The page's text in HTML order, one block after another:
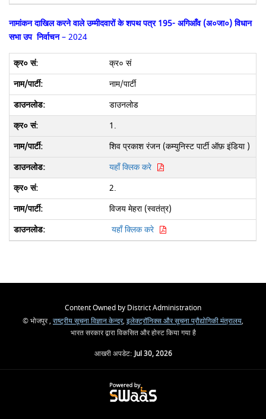
नामांकन दाखिल करने वाले उम्मीदवारों के शपथ पत्र195- अगिआँव (अ०जा०) विधान
सभा उप निर्वाचन– 2024
क्र० सं
नाम/पार्टी
डाउनलोड
1.
शिव प्रकाश रंजन (कम्युनिस्ट पार्टी ऑफ़ इंडिया )
यहाँ क्लिक करे
2.
विजय मेहरा (स्वतंत्र)
यहाँ क्लिक करे
Content Owned by District Administration
© भोजपुर , राष्ट्रीय सूचना विज्ञान केन्द्र, इलेक्ट्रॉनिक्स और सूचना प्रौद्योगिकी मंत्रालय,
भारत सरकार द्वारा विकसित और होस्ट किया गया है
आखरी अपडेट:Jul 30, 2026